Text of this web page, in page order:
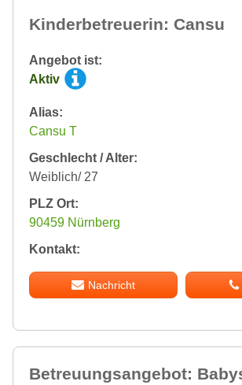
Kinderbetreuerin: Cansu
Angebot ist:
Aktiv
Alias:
Cansu T
Geschlecht / Alter:
Weiblich/ 27
PLZ Ort:
90459 Nürnberg
Kontakt:
Nachricht
Betreuungsangebot: